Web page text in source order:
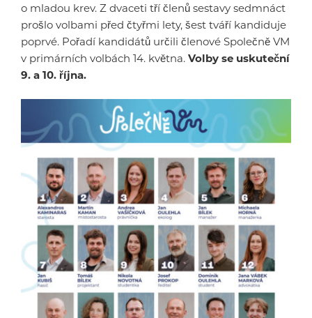
o mladou krev. Z dvaceti tří členů sestavy sedmnáct
prošlo volbami před čtyřmi lety, šest tváří kandiduje
poprvé. Pořadí kandidátů určili členové Společně VM
v primárních volbách 14. května. Volby se uskuteční
9. a 10. října.